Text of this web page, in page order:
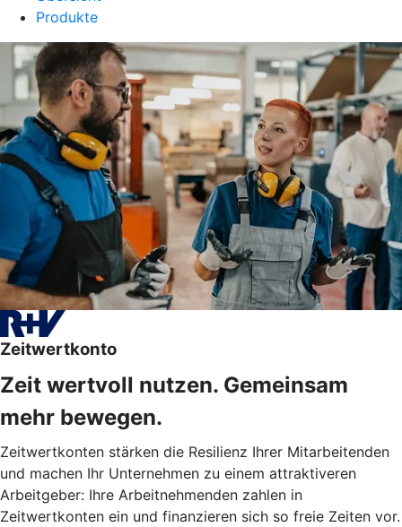
Produkte
Zeitwertkonto
Zeit wertvoll nutzen. Gemeinsam
mehr bewegen.
Zeitwertkonten stärken die Resilienz Ihrer Mitarbeitenden
und machen Ihr Unternehmen zu einem attraktiveren
Arbeitgeber: Ihre Arbeitnehmenden zahlen in
Zeitwertkonten ein und finanzieren sich so freie Zeiten vor.